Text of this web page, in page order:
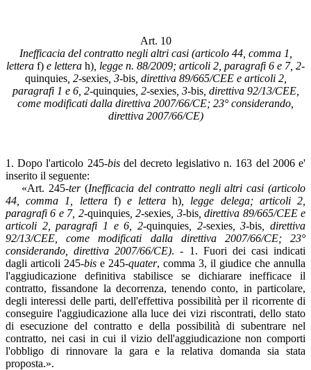
Art. 10
Inefficacia del contratto negli altri casi (articolo 44, comma 1,
lettera f) e lettera h) , legge n. 88/2009; articoli 2, paragrafi 6 e 7, 2-
quinquies, 2-sexies, 3-bis, direttiva 89/665/CEE e articoli 2,
paragrafi 1 e 6, 2-quinquies, 2-sexies, 3-bis, direttiva 92/13/CEE,
come modificati dalla direttiva 2007/66/CE; 23° considerando,
direttiva 2007/66/CE)
1. Dopo l'articolo 245-bisdel decreto legislativo n. 163 del 2006 e'
inserito il seguente:
«Art. 245-ter(Inefficacia del contratto negli altri casi (articolo
44, comma 1, lettera f)e letterah) , legge delega; articoli 2,
paragrafi 6 e 7, 2-quinquies, 2-sexies , 3-bis, direttiva 89/665/CEE e
articoli 2, paragrafi 1 e 6, 2-quinquies , 2-sexies, 3-bis , direttiva
92/13/CEE, come modificati dalla direttiva 2007/66/CE; 23°
considerando, direttiva 2007/66/CE). - 1. Fuori dei casi indicati
dagli articoli 245-bis e 245-quater, comma 3, il giudice che annulla
l'aggiudicazione definitiva stabilisce se dichiarare inefficace il
contratto, fissandone la decorrenza, tenendo conto, in particolare,
degli interessi delle parti, dell'effettiva possibilità per il ricorrente di
conseguire l'aggiudicazione alla luce dei vizi riscontrati, dello stato
di esecuzione del contratto e della possibilità di subentrare nel
contratto, nei casi in cui il vizio dell'aggiudicazione non comporti
l'obbligo di rinnovare la gara e la relativa domanda sia stata
proposta.».